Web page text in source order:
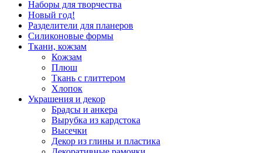
Наборы для творчества
Новый год!
Разделители для планеров
Силиконовые формы
Ткани, кожзам
Кожзам
Плюш
Ткань с глиттером
Хлопок
Украшения и декор
Брадсы и анкера
Вырубка из кардстока
Высечки
Декор из глины и пластика